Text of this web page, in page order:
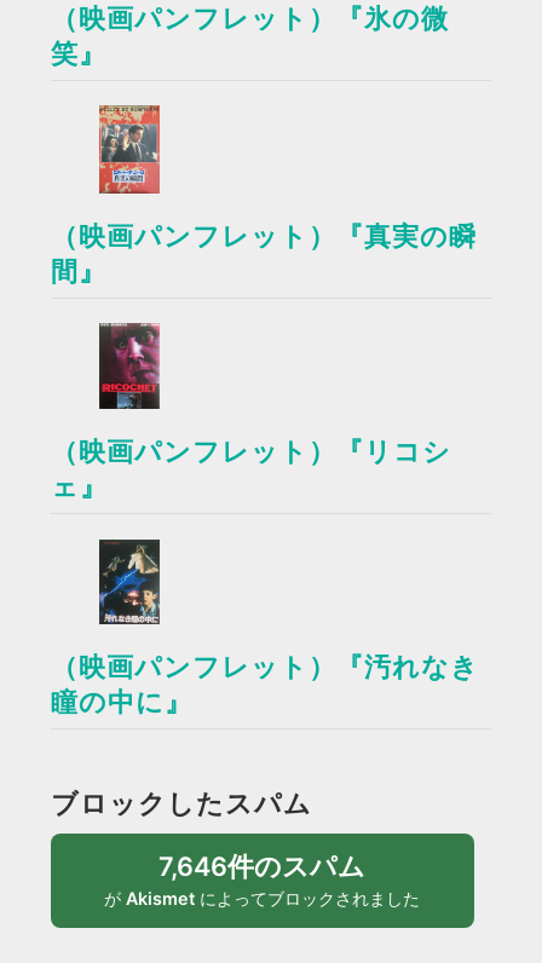
（映画パンフレット）『氷の微
笑』
（映画パンフレット）『真実の瞬
間』
（映画パンフレット）『リコシ
ェ』
（映画パンフレット）『汚れなき
瞳の中に』
ブロックしたスパム
7,646件のスパム
がAkismet によってブロックされました